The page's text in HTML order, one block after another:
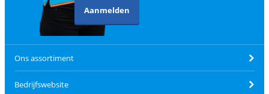
Aanmelden
Ons assortiment
Bedrijfswebsite